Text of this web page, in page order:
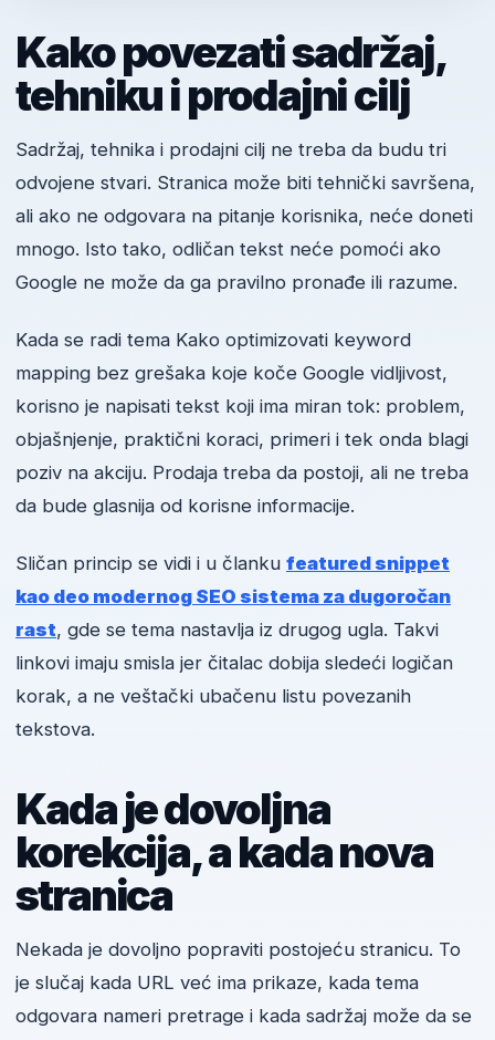
Kako povezati sadržaj,
tehniku i prodajni cilj
Sadržaj, tehnika i prodajni cilj ne treba da budu tri
odvojene stvari. Stranica može biti tehnički savršena,
ali ako ne odgovara na pitanje korisnika, neće doneti
mnogo. Isto tako, odličan tekst neće pomoći ako
Google ne može da ga pravilno pronađe ili razume.
Kada se radi tema Kako optimizovati keyword
mapping bez grešaka koje koče Google vidljivost,
korisno je napisati tekst koji ima miran tok: problem,
objašnjenje, praktični koraci, primeri i tek onda blagi
poziv na akciju. Prodaja treba da postoji, ali ne treba
da bude glasnija od korisne informacije.
Sličan princip se vidi i u članku featured snippet
kao deo modernog SEO sistema za dugoročan
rast, gde se tema nastavlja iz drugog ugla. Takvi
linkovi imaju smisla jer čitalac dobija sledeći logičan
korak, a ne veštački ubačenu listu povezanih
tekstova.
Kada je dovoljna
korekcija, a kada nova
stranica
Nekada je dovoljno popraviti postojeću stranicu. To
je slučaj kada URL već ima prikaze, kada tema
odgovara nameri pretrage i kada sadržaj može da se